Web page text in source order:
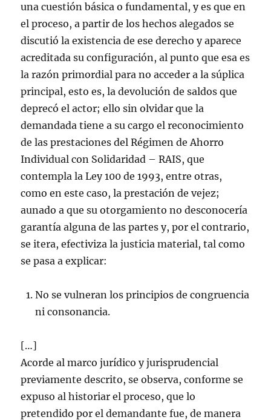
una cuestión básica o fundamental, y es que en
el proceso, a partir de los hechos alegados se
discutió la existencia de ese derecho y aparece
acreditada su configuración, al punto que esa es
la razón primordial para no acceder a la súplica
principal, esto es, la devolución de saldos que
deprecó el actor; ello sin olvidar que la
demandada tiene a su cargo el reconocimiento
de las prestaciones del Régimen de Ahorro
Individual con Solidaridad – RAIS, que
contempla la Ley 100 de 1993, entre otras,
como en este caso, la prestación de vejez;
aunado a que su otorgamiento no desconocería
garantía alguna de las partes y, por el contrario,
se itera, efectiviza la justicia material, tal como
se pasa a explicar:
No se vulneran los principios de congruencia
ni consonancia.
[…]
Acorde al marco jurídico y jurisprudencial
previamente descrito, se observa, conforme se
expuso al historiar el proceso, que lo
pretendido por el demandante fue, de manera